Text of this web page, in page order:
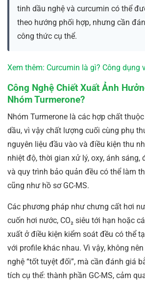
tinh dầu nghệ và curcumin có thể
theo hướng phối hợp, nhưng cần
công thức cụ thể.
Xem thêm: Curcumin là gì? Công dụng
Công Nghệ Chiết Xuất Ảnh
Nhóm Turmerone?
Nhóm Turmerone là các hợp chất
dầu, vì vậy chất lượng cuối cùng phụ
nguyên liệu đầu vào và điều kiện thu
nhiệt độ, thời gian xử lý, oxy, ánh sáng,
và quy trình bảo quản đều có thể làm
cũng như hồ sơ GC-MS.
Các phương pháp như chưng cất hơi
cuốn hơi nước, CO₂ siêu tới hạn hoặc
xuất ở điều kiện kiểm soát đều có thể
với profile khác nhau. Vì vậy, không
nghệ “tốt tuyệt đối”, mà cần đánh giá
tích cụ thể: thành phần GC-MS, cảm